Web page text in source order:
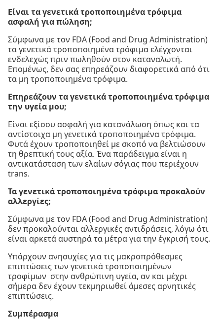
Είναι τα γενετικά τροποποιημένα τρόφιμα
ασφαλή για πώληση;
Σύμφωνα με τον FDA (Food and Drug Administration)
τα γενετικά τροποποιημένα τρόφιμα ελέγχονται
ενδελεχώς πριν πωληθούν στον καταναλωτή.
Επομένως, δεν σας επηρεάζουν διαφορετικά από ότι
τα μη τροποποιημένα τρόφιμα.
Επηρεάζουν τα γενετικά τροποποιημένα τρόφιμα
την υγεία μου;
Είναι εξίσου ασφαλή για κατανάλωση όπως και τα
αντίστοιχα μη γενετικά τροποποιημένα τρόφιμα.
Φυτά έχουν τροποποιηθεί με σκοπό να βελτιώσουν
τη θρεπτική τους αξία. Ένα παράδειγμα είναι η
αντικατάσταση των ελαίων σόγιας που περιέχουν
trans.
Τα γενετικά τροποποιημένα τρόφιμα προκαλούν
αλλεργίες;
Σύμφωνα με τον FDA (Food and Drug Administration)
δεν προκαλούνται αλλεργικές αντιδράσεις, λόγω ότι
είναι αρκετά αυστηρά τα μέτρα για την έγκρισή τους.
Υπάρχουν ανησυχίες για τις μακροπρόθεσμες
επιπτώσεις των γενετικά τροποποιημένων
τροφίμων στην ανθρώπινη υγεία, αν και μέχρι
σήμερα δεν έχουν τεκμηριωθεί άμεσες αρνητικές
επιπτώσεις.
Συμπέρασμα